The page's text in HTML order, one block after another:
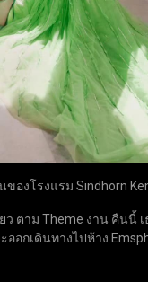
องโรงแรม Sindhorn
ตาม Theme งาน คืนนี้
อกเดินทางไปห้าง